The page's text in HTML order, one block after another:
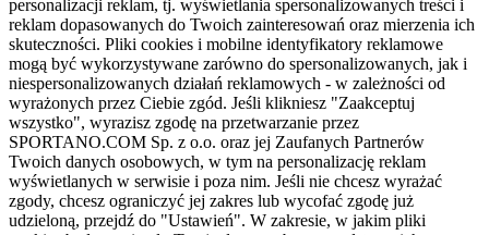
personalizacji reklam, tj. wyświetlania spersonalizowanych treści i
reklam dopasowanych do Twoich zainteresowań oraz mierzenia ich
skuteczności. Pliki cookies i mobilne identyfikatory reklamowe
mogą być wykorzystywane zarówno do spersonalizowanych, jak i
niespersonalizowanych działań reklamowych - w zależności od
wyrażonych przez Ciebie zgód. Jeśli klikniesz "Zaakceptuj
wszystko", wyrazisz zgodę na przetwarzanie przez
SPORTANO.COM Sp. z o.o. oraz jej Zaufanych Partnerów
Twoich danych osobowych, w tym na personalizację reklam
wyświetlanych w serwisie i poza nim. Jeśli nie chcesz wyrażać
zgody, chcesz ograniczyć jej zakres lub wycofać zgodę już
udzieloną, przejdź do "Ustawień". W zakresie, w jakim pliki